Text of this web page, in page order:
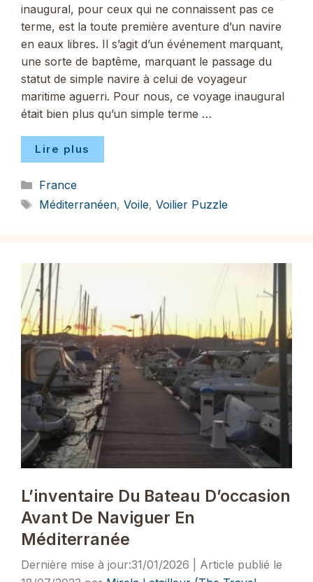
inaugural, pour ceux qui ne connaissent pas ce
terme, est la toute première aventure d’un navire
en eaux libres. Il s’agit d’un événement marquant,
une sorte de baptême, marquant le passage du
statut de simple navire à celui de voyageur
maritime aguerri. Pour nous, ce voyage inaugural
était bien plus qu’un simple terme …
Lire plus
Catégories
France
Étiquettes
Méditerranéen, Voile, Voilier Puzzle
L’inventaire Du Bateau D’occasion
Avant De Naviguer En
Méditerranée
31/01/2026